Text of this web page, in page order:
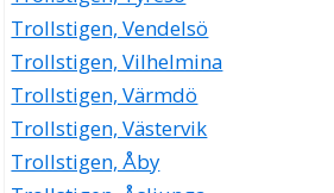
Trollstigen, Vendelsö
Trollstigen, Vilhelmina
Trollstigen, Värmdö
Trollstigen, Västervik
Trollstigen, Åby